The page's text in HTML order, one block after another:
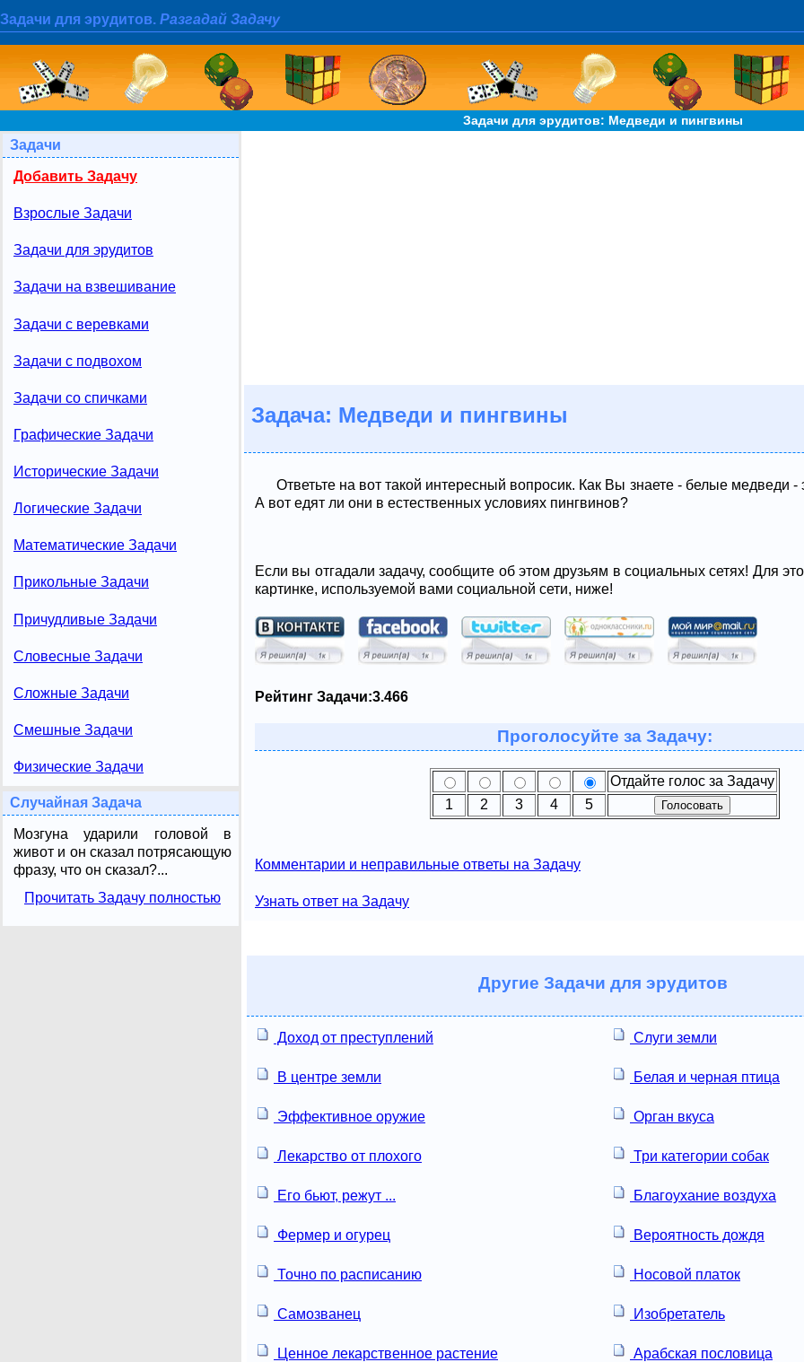
Задачи для эрудитов. Разгадай Задачу
Задачи для эрудитов: Медведи и пингвины
Задачи
Добавить Задачу
Взрослые Задачи
Задачи для эрудитов
Задачи на взвешивание
Задачи с веревками
Задачи с подвохом
Задачи со спичками
Графические Задачи
Исторические Задачи
Логические Задачи
Математические Задачи
Прикольные Задачи
Причудливые Задачи
Словесные Задачи
Сложные Задачи
Смешные Задачи
Физические Задачи
Случайная Задача
Мозгуна ударили головой в
живот и он сказал потрясающую
фразу, что он сказал?...
Прочитать Задачу полностью
Задача: Медведи и пингвины
Ответьте на вот такой интересный вопросик. Как Вы знаете - белые медведи
А вот едят ли они в естественных условиях пингвинов?
Если вы отгадали задачу, сообщите об этом друзьям в социальных сетях! Для
картинке, используемой вами социальной сети, ниже!
Рейтинг Задачи:3.466
Проголосуйте за Задачу:
Отдайте голос за Задачу
1
2 3 4 5
Комментарии и неправильные ответы на Задачу
Узнать ответ на Задачу
Другие Задачи для эрудитов
Доход от преступлений Слуги земли
В центре земли Белая и черная птица
Эффективное оружие Орган вкуса
Лекарство от плохого Три категории собак
Его бьют, режут ... Благоухание воздуха
Фермер и огурец Вероятность дождя
Точно по расписанию Носовой платок
Самозванец Изобретатель
Ценное лекарственное растение Арабская пословица